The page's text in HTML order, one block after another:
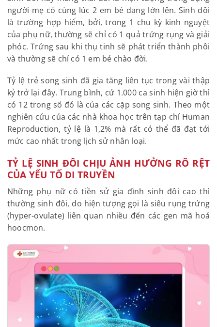
người mẹ có cùng lúc 2 em bé đang lớn lên. Sinh đôi
là trường hợp hiếm, bởi, trong 1 chu kỳ kinh nguyệt
của phụ nữ, thường sẽ chỉ có 1 quả trứng rụng và giải
phóc. Trứng sau khi thụ tinh sẽ phát triển thành phôi
và thường sẽ chỉ có 1 em bé chào đời.
Tỷ lệ trẻ song sinh đã gia tăng liên tục trong vài thập
kỷ trở lại đây. Trung bình, cứ 1.000 ca sinh hiện giờ thì
có 12 trong số đó là của các cặp song sinh. Theo một
nghiên cứu của các nhà khoa học trên tạp chí Human
Reproduction, tỷ lệ là 1,2% mà rất có thể đã đạt tới
mức cao nhất trong lịch sử nhân loại.
TỶ LỆ SINH ĐÔI CHỊU ẢNH HƯỞNG RÕ RỆT
CỦA YẾU TỐ DI TRUYỀN
Những phụ nữ có tiền sử gia đình sinh đôi cao thì
thường sinh đôi, do hiện tượng gọi là siêu rụng trứng
(hyper-ovulate) liên quan nhiều đến các gen mã hoá
hoocmon.